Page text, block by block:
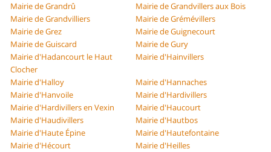
Mairie de Grandrû
Mairie de Grandvillers aux Bois
Mairie de Grandvilliers
Mairie de Grémévillers
Mairie de Grez
Mairie de Guignecourt
Mairie de Guiscard
Mairie de Gury
Mairie d'Hadancourt le Haut
Clocher
Mairie d'Hainvillers
Mairie d'Halloy
Mairie d'Hannaches
Mairie d'Hanvoile
Mairie d'Hardivillers
Mairie d'Hardivillers en Vexin
Mairie d'Haucourt
Mairie d'Haudivillers
Mairie d'Hautbos
Mairie d'Haute Épine
Mairie d'Hautefontaine
Mairie d'Hécourt
Mairie d'Heilles